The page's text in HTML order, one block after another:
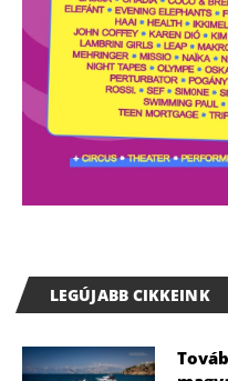
LEGÚJABB CIKKEINK